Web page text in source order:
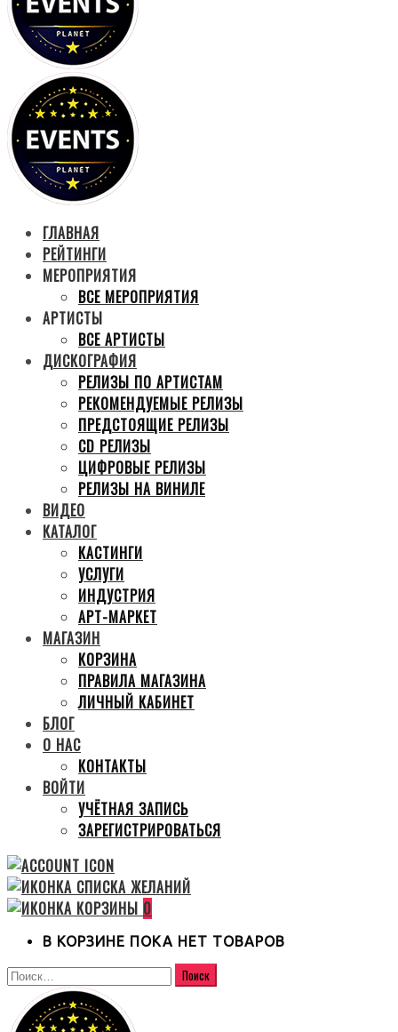
ГЛАВНАЯ
РЕЙТИНГИ
МЕРОПРИЯТИЯ
ВСЕ МЕРОПРИЯТИЯ
АРТИСТЫ
ВСЕ АРТИСТЫ
ДИСКОГРАФИЯ
РЕЛИЗЫ ПО АРТИСТАМ
РЕКОМЕНДУЕМЫЕ РЕЛИЗЫ
ПРЕДСТОЯЩИЕ РЕЛИЗЫ
CD РЕЛИЗЫ
ЦИФРОВЫЕ РЕЛИЗЫ
РЕЛИЗЫ НА ВИНИЛЕ
ВИДЕО
КАТАЛОГ
КАСТИНГИ
УСЛУГИ
ИНДУСТРИЯ
АРТ-МАРКЕТ
МАГАЗИН
КОРЗИНА
ПРАВИЛА МАГАЗИНА
ЛИЧНЫЙ КАБИНЕТ
БЛОГ
О НАС
КОНТАКТЫ
ВОЙТИ
УЧЁТНАЯ ЗАПИСЬ
ЗАРЕГИСТРИРОВАТЬСЯ
0
В КОРЗИНЕ ПОКА НЕТ ТОВАРОВ